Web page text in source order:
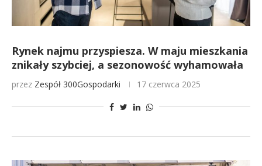
Rynek najmu przyspiesza. W maju mieszkania
znikały szybciej, a sezonowość wyhamowała
przez Zespół 300Gospodarki 17 czerwca 2025